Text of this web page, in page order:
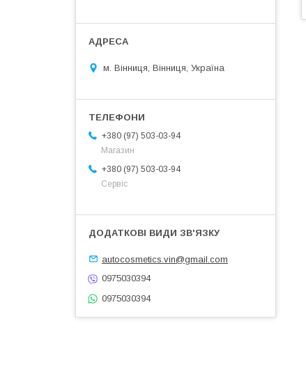
м. Вінниця, Вінниця, Україна
+380 (97) 503-03-94
Магазин
+380 (97) 503-03-94
Сервіс
autocosmetics.vin@gmail.com
0975030394
0975030394